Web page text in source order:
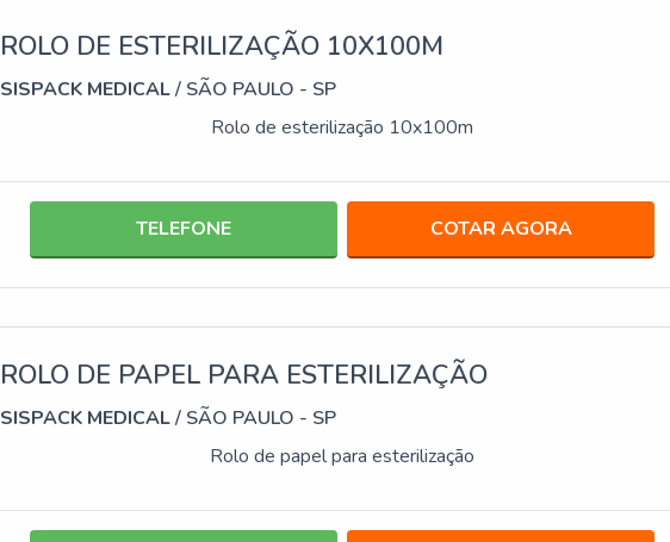
ROLO DE ESTERILIZAÇÃO 10X100M
SISPACK MEDICAL/ SÃO PAULO - SP
Rolo de esterilização 10x100m
TELEFONE COTAR AGORA
ROLO DE PAPEL PARA ESTERILIZAÇÃO
SISPACK MEDICAL/ SÃO PAULO - SP
Rolo de papel para esterilização